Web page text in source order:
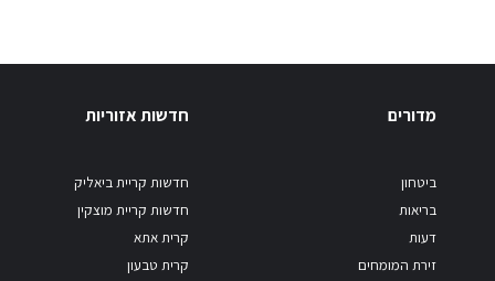
מדורים
ביטחון
בריאות
דעות
זירת המומחים
חדשות אזוריות
חדשות קריית ביאליק
חדשות קריית מוצקין
קרית אתא
קרית טבעון